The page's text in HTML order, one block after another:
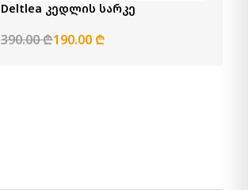
Deltlea კედლის სარკე
390.00 ₾190.00 ₾